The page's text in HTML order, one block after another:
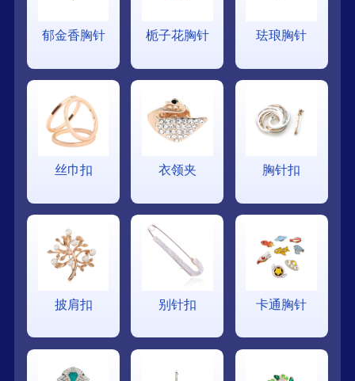
郁金香胸针 栀子花胸针 珐琅胸针
丝巾扣 衣领夹 胸针扣
披肩扣 别针扣 卡通胸针